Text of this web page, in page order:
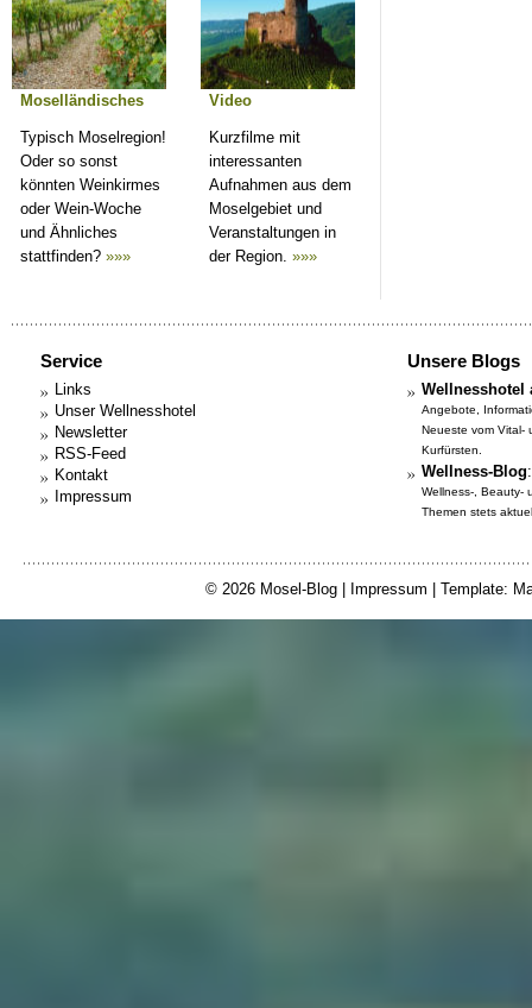
Moselländisches
Typisch Moselregion!
Oder so sonst
könnten Weinkirmes
oder Wein-Woche
und Ähnliches
stattfinden? »»»
Video
Kurzfilme mit
interessanten
Aufnahmen aus dem
Moselgebiet und
Veranstaltungen in
der Region. »»»
Service
Links
Unser Wellnesshotel
Newsletter
RSS-Feed
Kontakt
Impressum
Unsere Blogs
Wellnesshotel
Angebote,
Neueste vom Vital-
Kurfürsten.
Wellness-Blog:
Wellness-, Beauty-
Themen stets
© 2026 Mosel-Blog Impressum | Template: